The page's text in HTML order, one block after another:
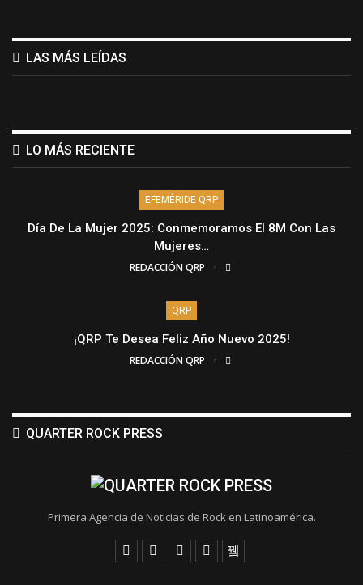
LAS MÁS LEÍDAS
LO MÁS RECIENTE
EFEMÉRIDE QRP
Día De La Mujer 2025: Conmemoramos El 8M Con Las
Mujeres…
REDACCIÓN QRP
QRP
¡QRP Te Desea Feliz Año Nuevo 2025!
REDACCIÓN QRP
QUARTER ROCK PRESS
Primera Agencia de Noticias de Rock en Latinoamérica.